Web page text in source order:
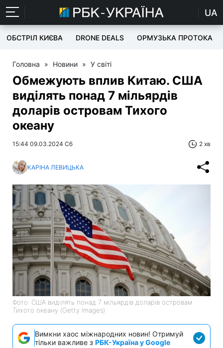
UA
ОБСТРІЛ КИЄВА DRONE DEALS ОРМУЗЬКА ПРОТОКА
Головна » Новини » У світі
Обмежують вплив Китаю. США
виділять понад 7 мільярдів
доларів островам Тихого
океану
15:44 09.03.2024 Сб 2 хв
КАРІНА ЛЕВИЦЬКА
Фото: США виділять понад 7 мільярдів доларів островам
Тихого океану (Getty Images)
Вимкни хаос міжнародних новин! Отримуй
тільки важливе з РБК-Україна у Google